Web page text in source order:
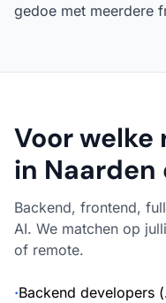
gedoe met meerdere
Voor welke
in Naarden
Backend, frontend,
AI. We matchen op
of remote.
·Backend developers